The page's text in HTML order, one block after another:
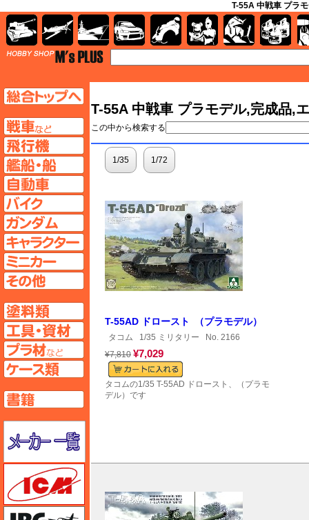
T-55A 中戦車 プラ
T-55A 中戦車 プラモデル,完成品,
この中から検索する
1/35 1/72
T-55AD ドロースト （プラモデル）
タコム 1/35 ミリタリー No. 2166
¥7,810 ¥7,029
タコムの1/35 T-55AD ドロースト、（プラモ
デル）です
AFV
飛行機ページへ
艦船ページへ
バイクページへ
ガンダムページへ
キャラクターページへ
ミニカーページへ
その他ページへ
工具ページへ
ケースページへ
書籍ページへ
AFV 飛行機 艦船 自動車 バイク キャラクターガンダム 塗料